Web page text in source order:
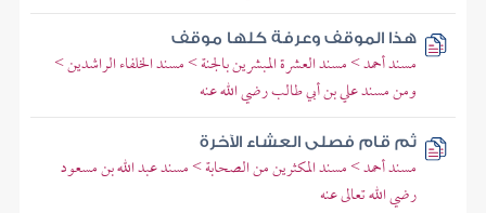
هذا الموقف وعرفة كلها موقف
مسند أحمد > مسند العشرة المبشرين بالجنة > مسند الخلفاء الراشدين >
ومن مسند علي بن أبي طالب رضي الله عنه
ثم قام فصلى العشاء الآخرة
مسند أحمد > مسند المكثرين من الصحابة > مسند عبد الله بن مسعود
رضي الله تعالى عنه